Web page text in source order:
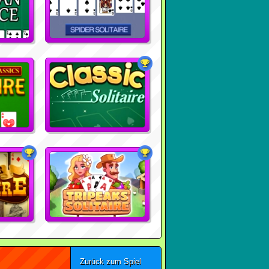
Zurück zum Spiel